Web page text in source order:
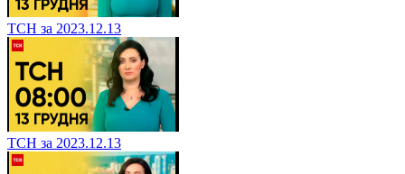
ТСН за 2023.12.13
ТСН за 2023.12.13